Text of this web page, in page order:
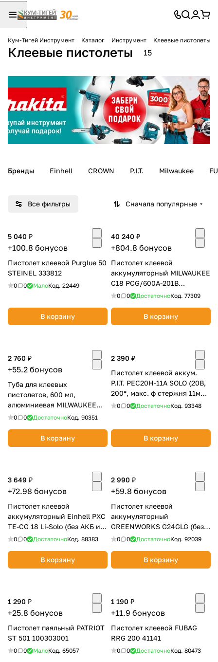
Кум-Тигей Инструмент Каталог Инструмент Клеевые пистолеты
Клеевые пистолеты 15
Бренды Einhell CROWN P.I.T. Milwaukee
Все фильтры Сначала популярные
5 040 ₽
+100.8 бонусов
Пистолет клеевой Purglue 50
STEINEL 333812
0 0 МалоКод. 22449
В корзину
40 240 ₽
+804.8 бонусов
Пистолет клеевой
аккумуляторный MILWAUKEE
C18 PCG/600A-201B
4933441305
0 0 ДостаточноКод. 77309
В корзину
2 760 ₽
+55.2 бонусов
Туба для клеевых
пистолетов, 600 мл,
алюминиевая MILWAUKEE
4932352845
0 0 ДостаточноКод. 90351
В корзину
2 390 ₽
Пистолет клеевой аккум.
P.I.T. PEC20H-11A SOLO (20В,
200*, макс. ф стержня 11мм,
расход 450г/ч)
0 0 ДостаточноКод. 93348
В корзину
3 649 ₽
+72.98 бонусов
Пистолет клеевой
аккумуляторный Einhell PXC
TE-CG 18 Li-Solo (без АКБ и
ЗУ) 4522200
0 0 ДостаточноКод. 88383
В корзину
2 990 ₽
+59.8 бонусов
Пистолет клеевой
аккумуляторный
GREENWORKS G24GLG (без
АКБ и ЗУ) 3502207
0 0 ДостаточноКод. 92039
В корзину
1 290 ₽
+25.8 бонусов
Пистолет паяльный PATRIOT
ST 501 100303001
0 0 МалоКод. 65057
1 190 ₽
+11.9 бонусов
Пистолет клеевой FUBAG
RRG 200 41141
0 0 ДостаточноКод. 80473
Для клиентов всех банков
Разбейте
оплату на части
без переплат
Добавляйте товары
в корзину
Оплачивайте сегодня только
25% картой любого банка
Получайте товар
75 % будут
списываться
с вашей карты
по25%каждые 2 недели
Подробнее
об оплате Плайтом
раз в 2
Остались вопросы?
8 800 302-02-51
plait.ru